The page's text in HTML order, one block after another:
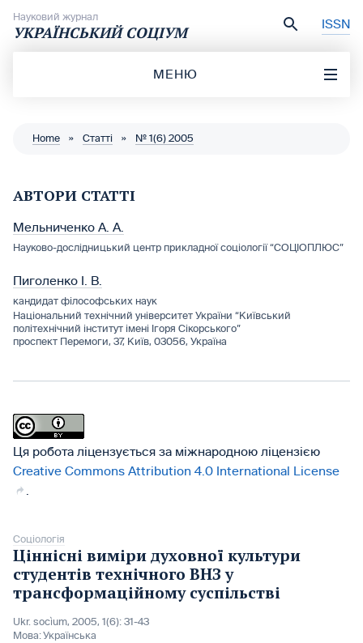
Науковий журнал
УКРАЇНСЬКИЙ СОЦІУМ ISSN
МЕНЮ
Home » Статті » № 1(6) 2005
АВТОРИ СТАТТІ
Мельниченко А. А.
Науково-дослідницький центр прикладної соціології “СОЦІОПЛЮС”
Пиголенко І. В.
кандидат філософських наук
Національний технічний університет України “Київський
політехнічний інститут імені Ігоря Сікорського”
проспект Перемоги, 37, Київ, 03056, Україна
Ця робота ліцензується за міжнародною ліцензією
Creative Commons Attribution 4.0 International License
Соціологія
Ціннісні виміри духовної культури
студентів технічного ВНЗ у
трансформаційному суспільстві
Ukr. socìum, 2005, 1(6): 31-43
Мова:Українська